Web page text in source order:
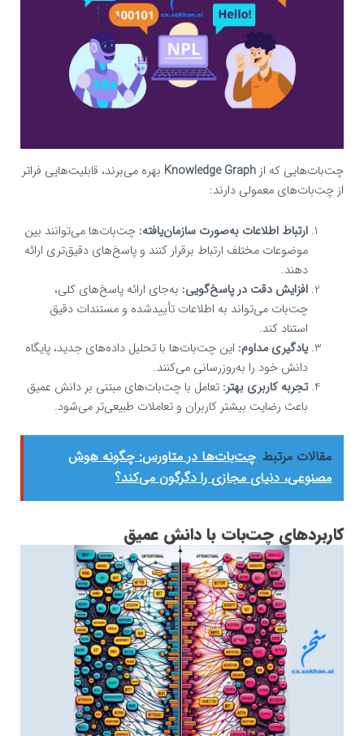
چت‌بات‌هایی که ازKnowledge Graph بهره می‌برند، قابلیت‌هایی فراتر
از چت‌بات‌های معمولی دارند:
ارتباط اطلاعات به‌صورت سازمان‌یافته: چت‌بات‌ها می‌توانند بین
موضوعات مختلف ارتباط برقرار کنند و پاسخ‌های دقیق‌تری ارائه
دهند.
افزایش دقت در پاسخ‌گویی: به‌جای ارائه پاسخ‌های کلی،
چت‌بات می‌تواند به اطلاعات تأییدشده و مستندات دقیق
استناد کند.
یادگیری مداوم: این چت‌بات‌ها با تحلیل داده‌های جدید، پایگاه
دانش خود را به‌روزرسانی می‌کنند.
تجربه کاربری بهتر: تعامل با چت‌بات‌های مبتنی بر دانش عمیق
باعث رضایت بیشتر کاربران و تعاملات طبیعی‌تر می‌شود.
مقالات مرتبط چت‌بات‌ها در متاورس: چگونه هوش
مصنوعی، دنیای مجازی را دگرگون می‌کند؟
کاربردهای چت‌بات با دانش عمیق